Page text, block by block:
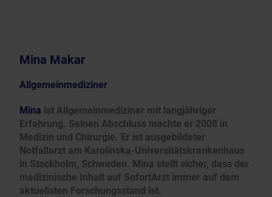
Mina Makar
Allgemeinmediziner
Mina ist Allgemeinmediziner mit langjähriger
Erfahrung. Seinen Abschluss machte er 2008 in
Medizin und Chirurgie. Er ist ausgebildeter
Notfallarzt am Karolinska-Universitätskrankenhaus
in Stockholm, Schweden. Mina stellt sicher, dass der
medizinische Inhalt auf SofortArzt immer auf dem
aktuellsten Forschungsstand ist.